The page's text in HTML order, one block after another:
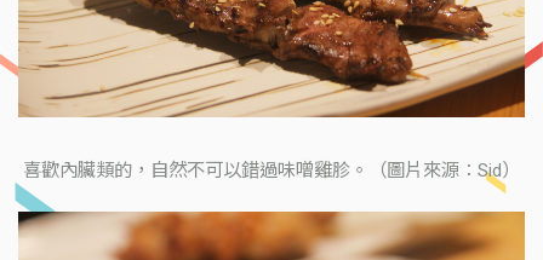
喜歡內臟類的，自然不可以錯過味噌雞胗。（圖片來源：Sid）